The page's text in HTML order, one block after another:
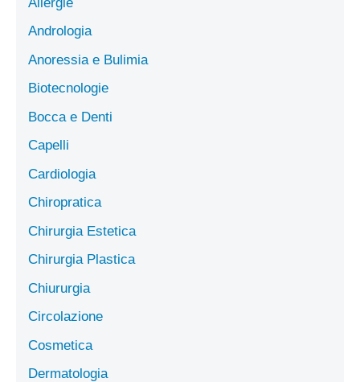
Andrologia
Anoressia e Bulimia
Biotecnologie
Bocca e Denti
Capelli
Cardiologia
Chiropratica
Chirurgia Estetica
Chirurgia Plastica
Chiururgia
Circolazione
Cosmetica
Dermatologia